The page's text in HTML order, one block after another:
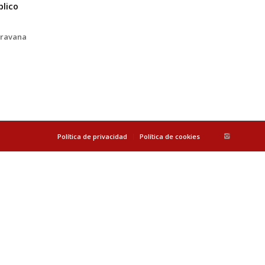
Política de privacidad Política de cookies